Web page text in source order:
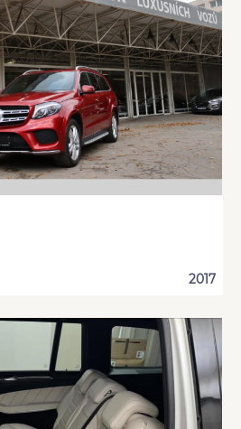
2017